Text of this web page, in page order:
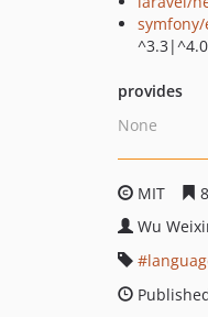
provides
None
MIT
Wu